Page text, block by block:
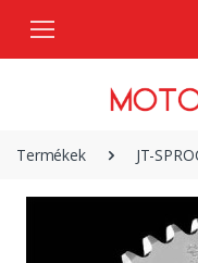
Termékek JT-